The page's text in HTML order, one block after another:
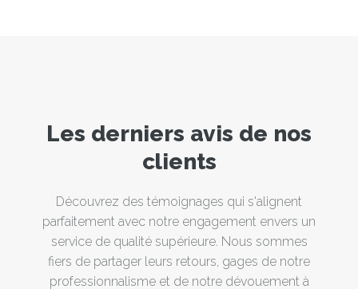
Les derniers avis de nos
clients
Découvrez des témoignages qui s'alignent
parfaitement avec notre engagement envers un
service de qualité supérieure. Nous sommes
fiers de partager leurs retours, gages de notre
professionnalisme et de notre dévouement à